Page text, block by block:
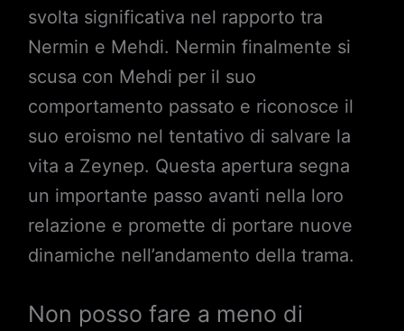
svolta significativa nel rapporto tra
Nermin e Mehdi. Nermin finalmente si
scusa con Mehdi per il suo
comportamento passato e riconosce il
suo eroismo nel tentativo di salvare la
vita a Zeynep. Questa apertura segna
un importante passo avanti nella loro
relazione e promette di portare nuove
dinamiche nell’andamento della trama.
Non posso fare a meno di